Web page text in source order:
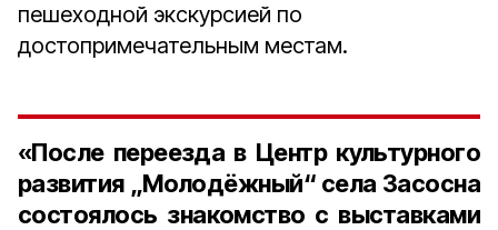
пешеходной экскурсией по
достопримечательным местам.
«После переезда в Центр культурного
развития „Молодёжный“ села Засосна
состоялось знакомство с выставками